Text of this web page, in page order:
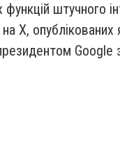
штучного
X,
Google